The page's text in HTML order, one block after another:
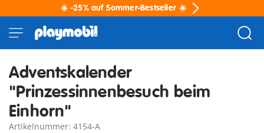
☀️ -25% auf Sommer-Bestseller ☀️
Adventskalender
"Prinzessinnenbesuch beim
Einhorn"
Artikelnummer: 4154-A